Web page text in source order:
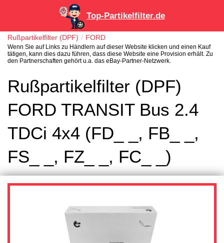
Top-Partikelfilter.de
Rußpartikelfilter (DPF) FORD
Wenn Sie auf Links zu Händlern auf dieser Website klicken und einen Kauf
tätigen, kann dies dazu führen, dass diese Website eine Provision erhält. Zu
den Partnerschaften gehört u.a. das eBay-Partner-Netzwerk.
Rußpartikelfilter (DPF)
FORD TRANSIT Bus 2.4
TDCi 4x4 (FD_ _, FB_ _,
FS_ _, FZ_ _, FC_ _)